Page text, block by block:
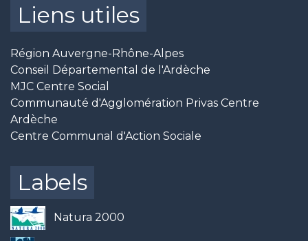
Liens utiles
Région Auvergne-Rhône-Alpes
Conseil Départemental de l'Ardèche
MJC Centre Social
Communauté d'Agglomération Privas Centre
Ardèche
Centre Communal d'Action Sociale
Labels
Natura 2000